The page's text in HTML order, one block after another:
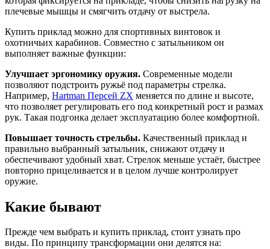
плечевые мышцы и смягчить отдачу от выстрела.
Купить приклад можно для спортивных винтовок и
охотничьих карабинов. Совместно с затыльником он
выполняет важные функции:
Улучшает эргономику оружия. Современные модели
позволяют подстроить ружьё под параметры стрелка.
Например, Hartman Персей ZX меняется по длине и высоте,
что позволяет регулировать его под конкретный рост и размах
рук. Такая подгонка делает эксплуатацию более комфортной.
Повышает точность стрельбы. Качественный приклад и
правильно выбранный затыльник, снижают отдачу и
обеспечивают удобный хват. Стрелок меньше устаёт, быстрее
повторно прицеливается и в целом лучше контролирует
оружие.
Какие бывают
Прежде чем выбрать и купить приклад, стоит узнать про
виды. По принципу трансформации они делятся на: